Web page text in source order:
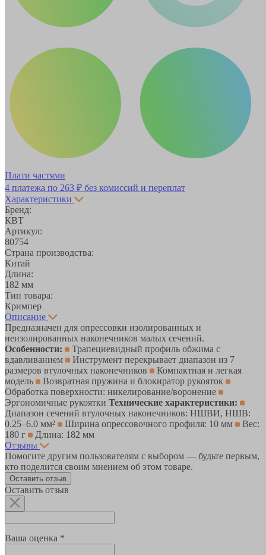
Плати частями
4 платежа по 263 ₽ без комиссий и переплат
Характеристики
Бренд:
КВТ
Артикул:
80754
Страна производства:
Китай
Длина:
182 мм
Тип товара:
Кримпер
Описание
Предназначен для опрессовки изолированных и
неизолированных наконечников малых сечений.
Особенности:
Трапециевидный профиль обжима с
вдавливанием
Инструмент перекрывает диапазон из 7
размеров втулочных наконечников
Компактная и легкая
модель
Возвратная пружина и блокиратор рукояток
Обработка поверхности: никелирование/воронение
Эргономичные рукоятки Технические характеристики:
Диапазон сечений втулочных наконечников: НШВИ, НШВ:
0.25–6.0 мм²
Ширина опрессовочного профиля: 10 мм
Вес:
180 г
Длина: 182 мм
Отзывы
Помогите другим пользователям с выбором — будьте первым,
кто поделится своим мнением об этом товаре.
Оставить отзыв
Оставить отзыв
Ваша оценка *